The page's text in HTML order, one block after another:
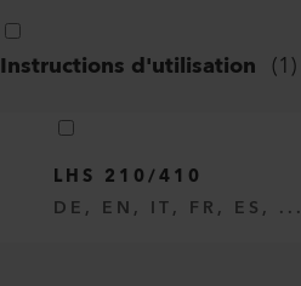
Instructions d'utilisation (1)
LHS 210/410
DE, EN, IT, FR, ES, ...